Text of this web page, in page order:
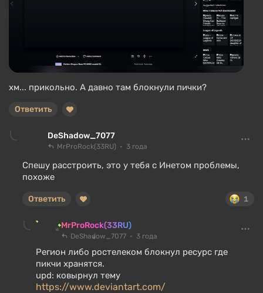
хм... прикольно. А давно там блокнули пички?
Ответить
DeShadow_7077
MrProRock(33RU) 3 года
Спешу расстроить, это у тебя с Инетом проблемы,
похоже
1
Ответить
MrProRock(33RU)
DeShadow_7077 3 года
Регион либо ростелеком блокнул ресурс где
пикчи хранятся.
upd: ковырнул тему
https://www.deviantart.com/